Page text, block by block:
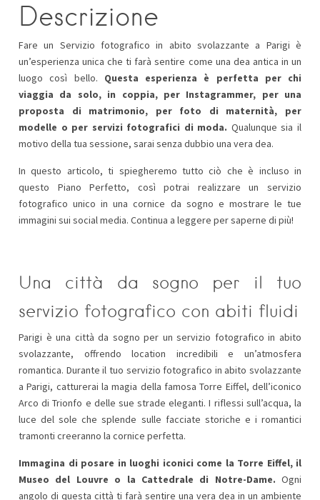
Descrizione
Fare un Servizio fotografico in abito svolazzante a Parigi è
un’esperienza unica che ti farà sentire come una dea antica in un
luogo così bello. Questa esperienza è perfetta per chi
viaggia da solo, in coppia, per Instagrammer, per una
proposta di matrimonio, per foto di maternità, per
modelle o per servizi fotografici di moda. Qualunque sia il
motivo della tua sessione, sarai senza dubbio una vera dea.
In questo articolo, ti spiegheremo tutto ciò che è incluso in
questo Piano Perfetto, così potrai realizzare un servizio
fotografico unico in una cornice da sogno e mostrare le tue
immagini sui social media. Continua a leggere per saperne di più!
Una città da sogno per il tuo
servizio fotografico con abiti fluidi
Parigi è una città da sogno per un servizio fotografico in abito
svolazzante, offrendo location incredibili e un’atmosfera
romantica. Durante il tuo servizio fotografico in abito svolazzante
a Parigi, catturerai la magia della famosa Torre Eiffel, dell’iconico
Arco di Trionfo e delle sue strade eleganti. I riflessi sull’acqua, la
luce del sole che splende sulle facciate storiche e i romantici
tramonti creeranno la cornice perfetta.
Immagina di posare in luoghi iconici come la Torre Eiffel, il
Museo del Louvre o la Cattedrale di Notre-Dame. Ogni
angolo di questa città ti farà sentire una vera dea in un ambiente